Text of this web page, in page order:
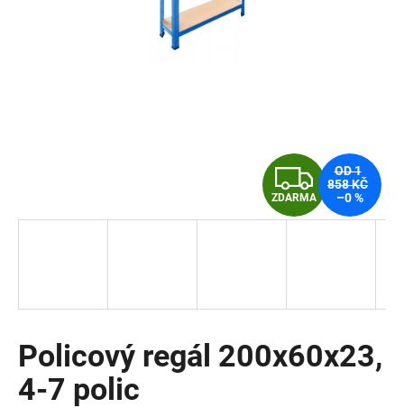
Policový regál 200x60x23,
4-7 polic
Z
D
A
ZDARMA
OD 1
858 KČ
–0 %
o
o
r
u